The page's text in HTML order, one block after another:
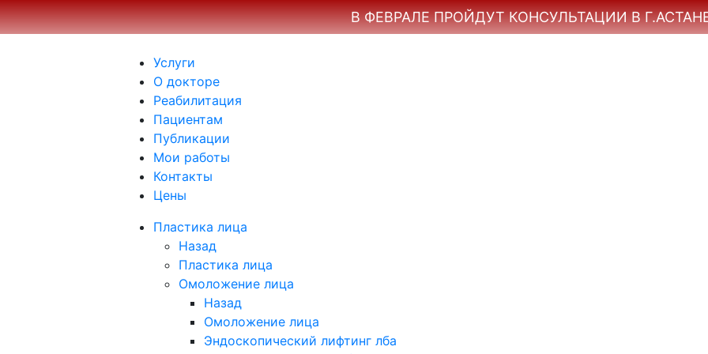
В ФЕВРАЛЕ ПРОЙДУТ КОНСУЛЬТАЦИИ В
Услуги
О докторе
Реабилитация
Пациентам
Публикации
Мои работы
Контакты
Цены
Пластика лица
Назад
Пластика лица
Омоложение лица
Назад
Омоложение лица
Эндоскопический лифтинг лба